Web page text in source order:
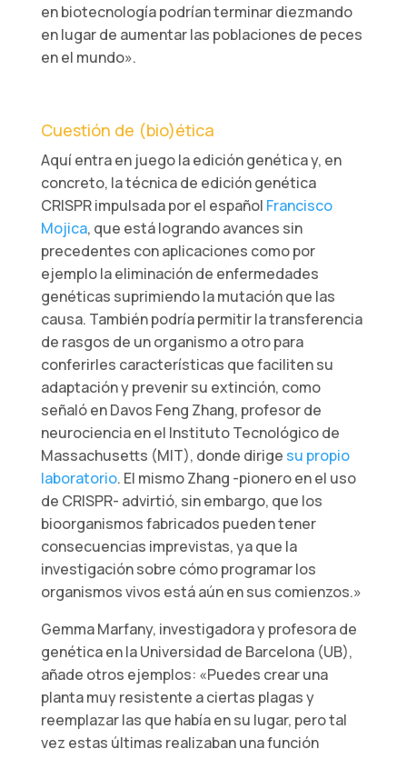
en biotecnología podrían terminar diezmando
en lugar de aumentar las poblaciones de peces
en el mundo».
Cuestión de (bio)ética
Aquí entra en juego la edición genética y, en
concreto, la técnica de edición genética
CRISPR impulsada por el español Francisco
Mojica, que está logrando avances sin
precedentes con aplicaciones como por
ejemplo la eliminación de enfermedades
genéticas suprimiendo la mutación que las
causa. También podría permitir la transferencia
de rasgos de un organismo a otro para
conferirles características que faciliten su
adaptación y prevenir su extinción, como
señaló en Davos Feng Zhang, profesor de
neurociencia en el Instituto Tecnológico de
Massachusetts (MIT), donde dirige su propio
laboratorio. El mismo Zhang -pionero en el uso
de CRISPR- advirtió, sin embargo, que los
bioorganismos fabricados pueden tener
consecuencias imprevistas, ya que la
investigación sobre cómo programar los
organismos vivos está aún en sus comienzos.»
Gemma Marfany, investigadora y profesora de
genética en la Universidad de Barcelona (UB),
añade otros ejemplos: «Puedes crear una
planta muy resistente a ciertas plagas y
reemplazar las que había en su lugar, pero tal
vez estas últimas realizaban una función